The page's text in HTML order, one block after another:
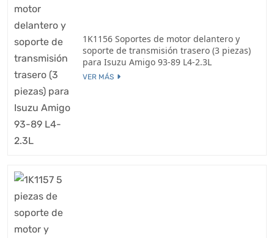
1K1156 Soportes de motor delantero y
soporte de transmisión trasero (3 piezas)
para Isuzu Amigo 93-89 L4-2.3L
VER MÁS